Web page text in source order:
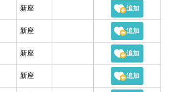
新座
新座
新座
新座